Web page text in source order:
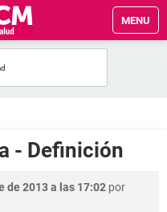
MENU
- Definición
de 2013 a las 17:02 por